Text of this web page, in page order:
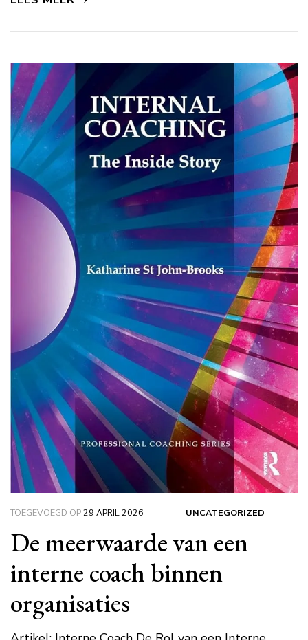
TOEGEVOEGD OP29 APRIL 2026 UNCATEGORIZED
De meerwaarde van een
interne coach binnen
organisaties